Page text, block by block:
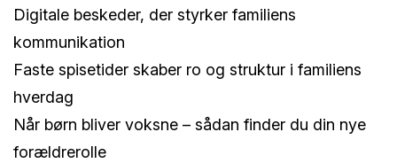
Digitale beskeder, der styrker familiens
kommunikation
Faste spisetider skaber ro og struktur i familiens
hverdag
Når børn bliver voksne – sådan finder du din nye
forældrerolle